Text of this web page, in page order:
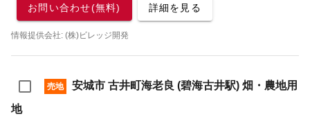
お問い合わせ(無料) 詳細を見る
情報提供会社: (株)ビレッジ開発
売地
安城市 古井町海老良 (碧海古井駅) 畑・農地用
地